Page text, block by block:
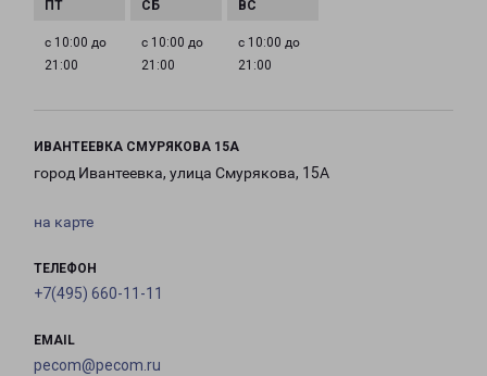
с 10:00 до
21:00
с 10:00 до
21:00
с 10:00 до
21:00
ИВАНТЕЕВКА СМУРЯКОВА 15А
город Ивантеевка, улица Смурякова, 15А
на карте
ТЕЛЕФОН
+7(495) 660-11-11
EMAIL
pecom@pecom.ru